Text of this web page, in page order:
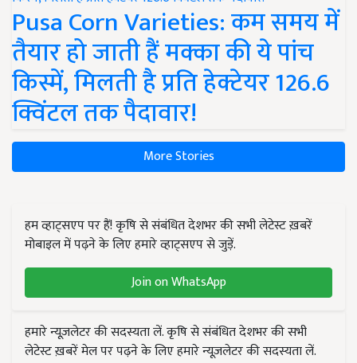
Pusa Corn Varieties: कम समय में
तैयार हो जाती हैं मक्का की ये पांच
किस्में, मिलती है प्रति हेक्टेयर 126.6
क्विंटल तक पैदावार!
More Stories
हम व्हाट्सएप पर हैं! कृषि से संबंधित देशभर की सभी लेटेस्ट ख़बरें
मोबाइल में पढ़ने के लिए हमारे व्हाट्सएप से जुड़ें.
Join on WhatsApp
हमारे न्यूज़लेटर की सदस्यता लें. कृषि से संबंधित देशभर की सभी
लेटेस्ट ख़बरें मेल पर पढ़ने के लिए हमारे न्यूज़लेटर की सदस्यता लें.